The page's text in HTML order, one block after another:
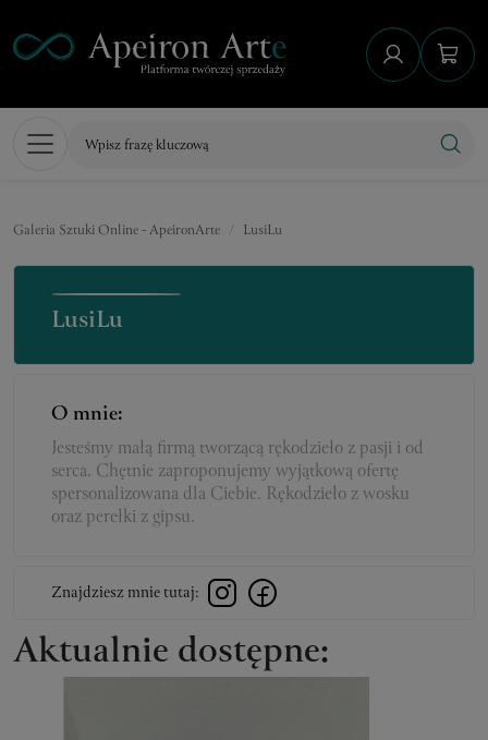
Galeria Sztuki Online - ApeironArte LusiLu
LusiLu
O mnie:
Jesteśmy małą firmą tworzącą rękodzieło z pasji i od
serca. Chętnie zaproponujemy wyjątkową ofertę
spersonalizowana dla Ciebie. Rękodzieło z wosku
oraz perełki z gipsu.
Znajdziesz mnie tutaj:
Aktualnie dostępne: